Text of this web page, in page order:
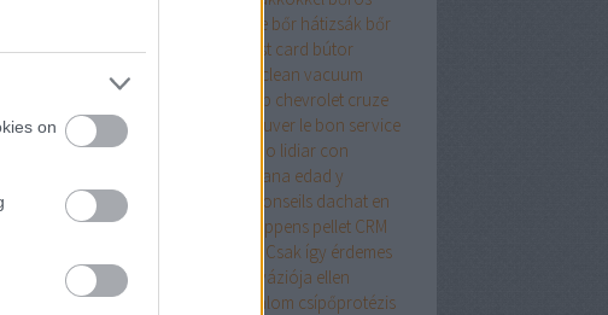
on
borsod online bőr hátizsák bőr
hátizsák nőibőr táska budapest card bútor
carpet cleaning in cork
carpet clean vacuum
casio tudományos számológép chevrolet cruze
tuningcomforter
Comment trouver le bon service
de réparation automobile
Cómo lidiar con
eficacia con la crisis de la mediana edad y
desarrollarse como persona
Conseils dachat en
ligne que vous devez savoir
coppens pellet CRM
Csak így érdemes
védekezni az ágyi poloskák inváziója ellen
cserepeslemez
csípőfájdalom csípőprotézis